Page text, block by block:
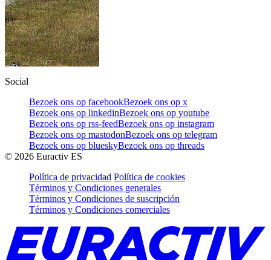
Social
Bezoek ons op facebookBezoek ons op x
Bezoek ons op linkedinBezoek ons op youtube
Bezoek ons op rss-feedBezoek ons op instagram
Bezoek ons op mastodonBezoek ons op telegram
Bezoek ons op blueskyBezoek ons op threads
© 2026 Euractiv ES
Política de privacidad Política de cookies
Términos y Condiciones generales
Términos y Condiciones de suscripción
Términos y Condiciones comerciales